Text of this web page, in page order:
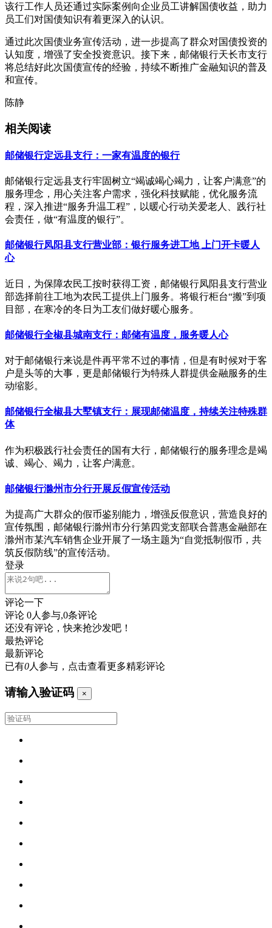
该行工作人员还通过实际案例向企业员工讲解国债收益，助力
员工们对国债知识有着更深入的认识。
通过此次国债业务宣传活动，进一步提高了群众对国债投资的
认知度，增强了安全投资意识。接下来，邮储银行天长市支行
将总结好此次国债宣传的经验，持续不断推广金融知识的普及
和宣传。
陈静
相关阅读
邮储银行定远县支行：一家有温度的银行
邮储银行定远县支行牢固树立“竭诚竭心竭力，让客户满意”的
服务理念，用心关注客户需求，强化科技赋能，优化服务流
程，深入推进“服务升温工程”，以暖心行动关爱老人、践行社
会责任，做“有温度的银行”。
邮储银行凤阳县支行营业部：银行服务进工地 上门开卡暖人
心
近日，为保障农民工按时获得工资，邮储银行凤阳县支行营业
部选择前往工地为农民工提供上门服务。将银行柜台“搬”到项
目部，在寒冷的冬日为工友们做好暖心服务。
邮储银行全椒县城南支行：邮储有温度，服务暖人心
对于邮储银行来说是件再平常不过的事情，但是有时候对于客
户是头等的大事，更是邮储银行为特殊人群提供金融服务的生
动缩影。
邮储银行全椒县大墅镇支行：展现邮储温度，持续关注特殊群
体
作为积极践行社会责任的国有大行，邮储银行的服务理念是竭
诚、竭心、竭力，让客户满意。
邮储银行滁州市分行开展反假宣传活动
为提高广大群众的假币鉴别能力，增强反假意识，营造良好的
宣传氛围，邮储银行滁州市分行第四党支部联合普惠金融部在
滁州市某汽车销售企业开展了一场主题为“自觉抵制假币，共
筑反假防线”的宣传活动。
登录
评论一下
评论 0人参与,0条评论
还没有评论，快来抢沙发吧！
最热评论
最新评论
已有0人参与，点击查看更多精彩评论
请输入验证码 ×